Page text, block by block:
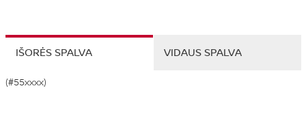
(#55xxxx)
IŠORĖS SPALVA VIDAUS SPALVA